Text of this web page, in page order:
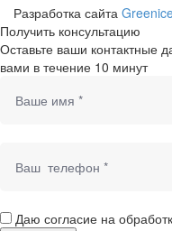
Разработка сайта
Получить консультацию
Оставьте ваши контактные
вами в течение 10 минут
Даю согласие на